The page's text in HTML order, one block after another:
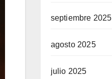
septiembre 2025
agosto 2025
julio 2025